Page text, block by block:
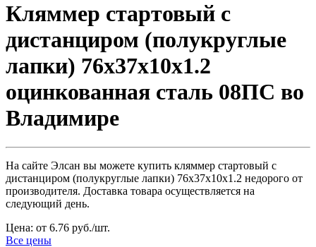
Кляммер стартовый с
дистанциром (полукруглые
лапки) 76х37х10х1.2
оцинкованная сталь 08ПС во
Владимире
На сайте Элсан вы можете купить кляммер стартовый с
дистанциром (полукруглые лапки) 76х37х10х1.2 недорого от
производителя. Доставка товара осуществляется на
следующий день.
Цена: от 6.76 руб./шт.
Все цены